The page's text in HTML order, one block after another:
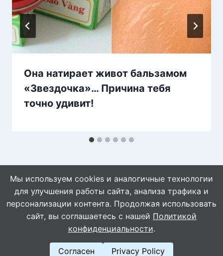
Она натирает живот бальзамом
«Звездочка»… Причина тебя
точно удивит!
© 2026 Naget.Ru
Мы используем cookies и аналогичные технологии
для улучшения работы сайта, анализа трафика и
персонализации контента. Продолжая использовать
сайт, вы соглашаетесь с нашей Политикой
конфиденциальности.
Согласен Privacy Policy